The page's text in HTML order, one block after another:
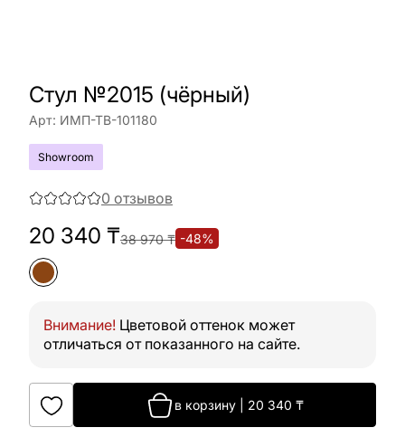
Стул №2015 (чёрный)
Арт: ИМП-ТВ-101180
Showroom
0 отзывов
20 340 ₸38 970₸ -48%
Внимание! Цветовой оттенок может
отличаться от показанного на сайте.
в корзину 20 340 ₸